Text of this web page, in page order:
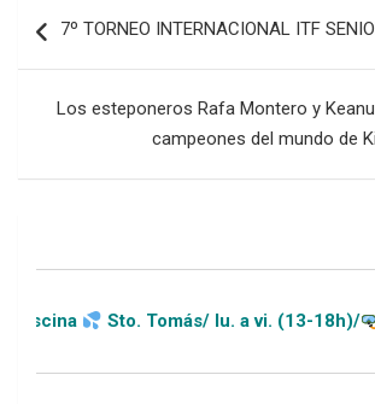
de
7º TORNEO INTERNACIONAL ITF
Los esteponeros Rafa Montero y
campeones del mundo de
Sto. Tomás/ lu. a vi. (13-18h)/ sa.-do.-